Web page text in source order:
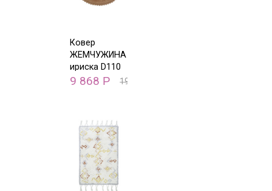
Ковер
ЖЕМЧУЖИНА
ириска D110
A
9 868 Р 19 735